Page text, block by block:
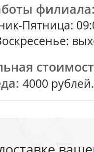
Пятница:
4000 рублей.